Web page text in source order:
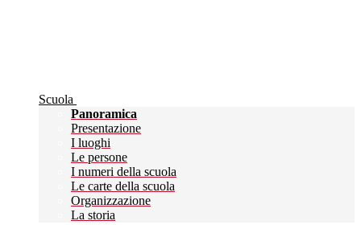
Scuola
Panoramica
Presentazione
I luoghi
Le persone
I numeri della scuola
Le carte della scuola
Organizzazione
La storia